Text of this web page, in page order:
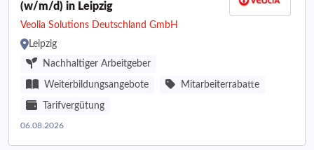
(w/m/d) in Leipzig
Veolia Solutions Deutschland GmbH
Leipzig
Nachhaltiger Arbeitgeber
Weiterbildungsangebote Mitarbeiterrabatte
Tarifvergütung
06.08.2026